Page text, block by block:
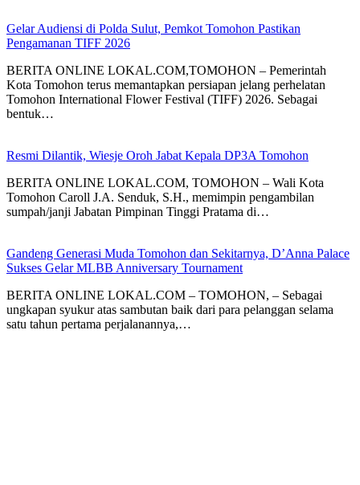
Gelar Audiensi di Polda Sulut, Pemkot Tomohon Pastikan
Pengamanan TIFF 2026
BERITA ONLINE LOKAL.COM,TOMOHON – Pemerintah
Kota Tomohon terus memantapkan persiapan jelang perhelatan
Tomohon International Flower Festival (TIFF) 2026. Sebagai
bentuk…
Resmi Dilantik, Wiesje Oroh Jabat Kepala DP3A Tomohon
BERITA ONLINE LOKAL.COM, TOMOHON – Wali Kota
Tomohon Caroll J.A. Senduk, S.H., memimpin pengambilan
sumpah/janji Jabatan Pimpinan Tinggi Pratama di…
Gandeng Generasi Muda Tomohon dan Sekitarnya, D’Anna Palace
Sukses Gelar MLBB Anniversary Tournament
BERITA ONLINE LOKAL.COM – TOMOHON, – Sebagai
ungkapan syukur atas sambutan baik dari para pelanggan selama
satu tahun pertama perjalanannya,…